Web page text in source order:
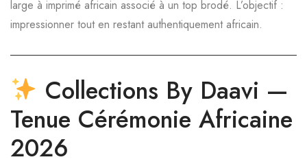
large à imprimé africain associé à un top brodé. L’objectif :
impressionner tout en restant authentiquement africain.
Collections By Daavi —
Tenue Cérémonie Africaine
2026